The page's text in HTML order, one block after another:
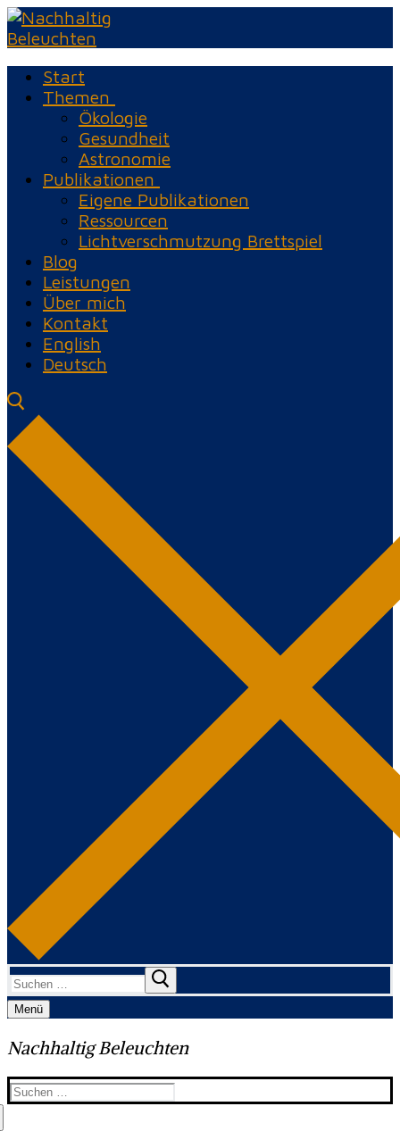
Zum
Inhalt
Menü
Schließen
Start
Themen
Ökologie
Gesundheit
Astronomie
Publikationen
Eigene Publikationen
Ressourcen
Lichtverschmutzung Brettspiel
Blog
Leistungen
Über mich
Kontakt
English
Deutsch
Suchen
nach:
Menü
Nachhaltig Beleuchten
Suchen
nach: